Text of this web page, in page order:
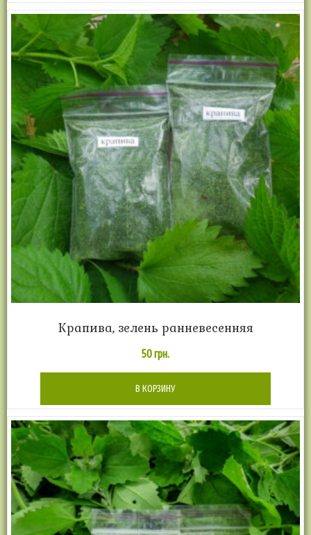
Крапива, зелень ранневесенняя
50грн.
В КОРЗИНУ